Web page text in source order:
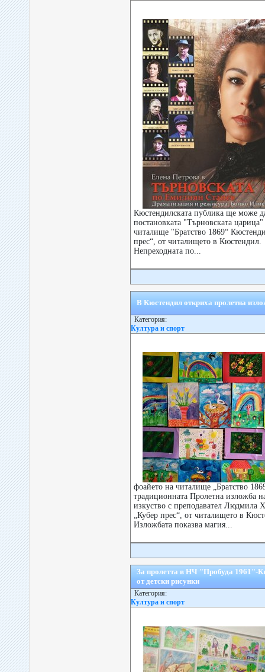
Кюстендилската публика ще може
постановката "Търновската
читалище "Братство 1869“
прес“, от читалището в Кюстендил.
Непреходната по...
В Кюстендил откриха пролетна
Категория:
Култура и спорт
фоайето на читалище „Братство
традиционната Пролетна изложба
изкуство с преподавател Людмила
„Кубер прес“, от читалището в
Изложбата показва магия...
За пролетта в НЧ "Пробуда 1961"-
от детски рисунки
Категория:
Култура и спорт